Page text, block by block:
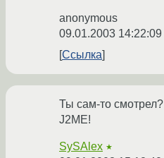
anonymous
09.01.2003
Ссылка
Ты сам-то
J2ME!
SySAlex ★